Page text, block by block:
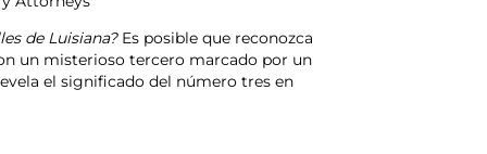
de Luisiana?Es posible que reconozca
un misterioso tercero marcado por un
el significado del número tres en